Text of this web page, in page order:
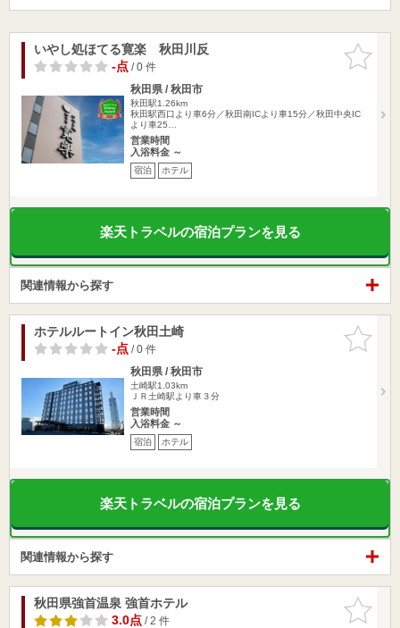
お気に入
りに追加
いやし処ほてる寛楽 秋田川反
-点/ 0 件
秋田県 / 秋田市
秋田駅1.26km
秋田駅西口より車6分／秋田南ICより車15分／秋田中央IC
より車25…
営業時間
入浴料金 ～
宿泊 ホテル
楽天トラベルの宿泊プランを見る
関連情報から探す
お気に入
りに追加
ホテルルートイン秋田土崎
-点/ 0 件
秋田県 / 秋田市
土崎駅1.03km
ＪＲ土崎駅より車３分
営業時間
入浴料金 ～
宿泊 ホテル
楽天トラベルの宿泊プランを見る
関連情報から探す
お気に入
りに追加
秋田県強首温泉 強首ホテル
3.0点/ 2 件